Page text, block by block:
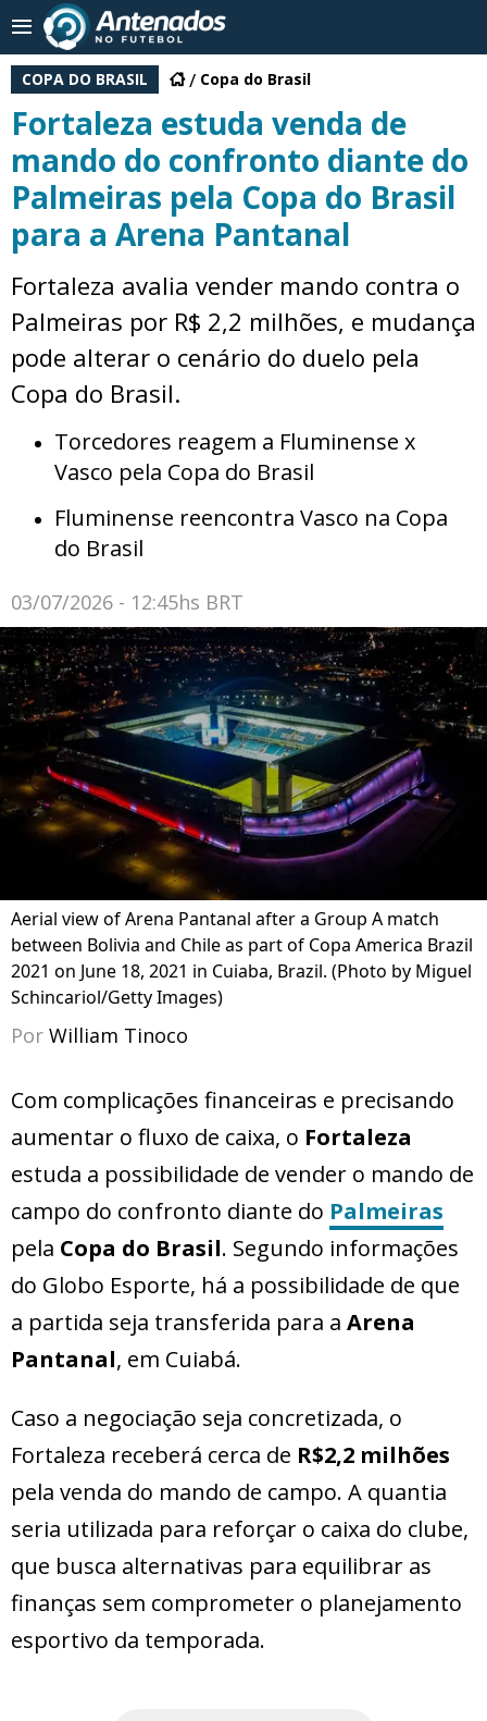
COPA DO BRASIL Copa do Brasil
Fortaleza estuda venda de
mando do confronto diante do
Palmeiras pela Copa do Brasil
para a Arena Pantanal
Fortaleza avalia vender mando contra o
Palmeiras por R$ 2,2 milhões, e mudança
pode alterar o cenário do duelo pela
Copa do Brasil.
Torcedores reagem a Fluminense x
Vasco pela Copa do Brasil
Fluminense reencontra Vasco na Copa
do Brasil
03/07/2026 - 12:45hs BRT
Aerial view of Arena Pantanal after a Group A match
between Bolivia and Chile as part of Copa America Brazil
2021 on June 18, 2021 in Cuiaba, Brazil. (Photo by Miguel
Schincariol/Getty Images)
Por William Tinoco
Com complicações financeiras e precisando
aumentar o fluxo de caixa, o Fortaleza
estuda a possibilidade de vender o mando de
campo do confronto diante do Palmeiras
pela Copa do Brasil. Segundo informações
do Globo Esporte, há a possibilidade de que
a partida seja transferida para a Arena
Pantanal, em Cuiabá.
Caso a negociação seja concretizada, o
Fortaleza receberá cerca de R$2,2 milhões
pela venda do mando de campo. A quantia
seria utilizada para reforçar o caixa do clube,
que busca alternativas para equilibrar as
finanças sem comprometer o planejamento
esportivo da temporada.